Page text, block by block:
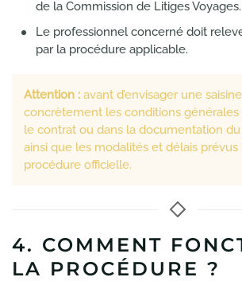
de la Commission de Litiges Voyages.
Le professionnel concerné doit
par la procédure applicable.
Attention : avant d’envisager une
concrètement les conditions générales
le contrat ou dans la documentation
ainsi que les modalités et délais prévus
procédure officielle.
4. COMMENT
LA PROCÉDURE ?